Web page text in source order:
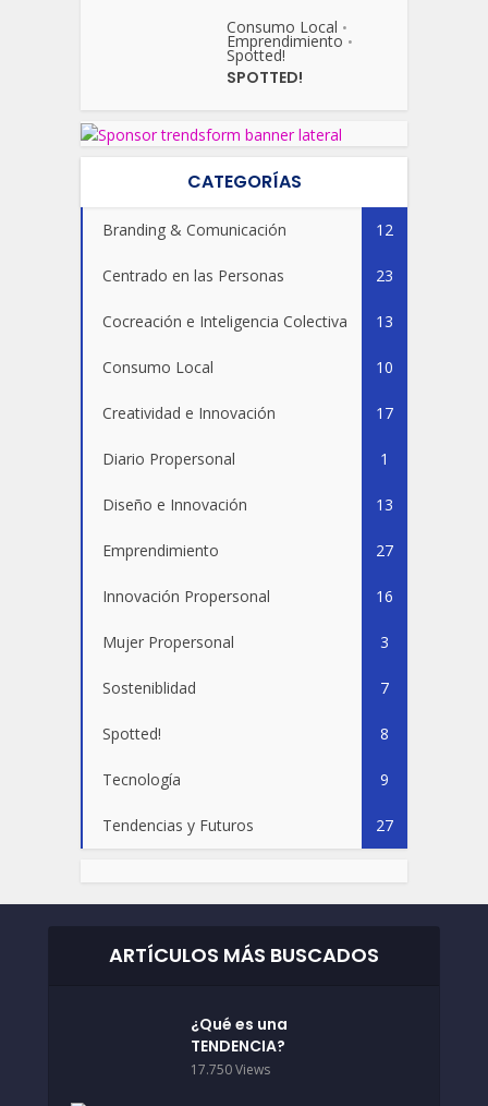
Consumo Local •
Emprendimiento •
Spotted!
SPOTTED!
CATEGORÍAS
Branding & Comunicación 12
Centrado en las Personas 23
Cocreación e Inteligencia Colectiva 13
Consumo Local 10
Creatividad e Innovación 17
Diario Propersonal 1
Diseño e Innovación 13
Emprendimiento 27
Innovación Propersonal 16
Mujer Propersonal 3
Sosteniblidad 7
Spotted! 8
Tecnología 9
Tendencias y Futuros 27
ARTÍCULOS MÁS BUSCADOS
¿Qué es una
TENDENCIA?
17.750 Views